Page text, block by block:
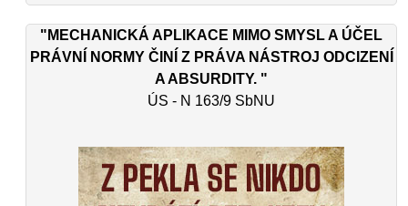
"MECHANICKÁ APLIKACE MIMO SMYSL A ÚČEL
PRÁVNÍ NORMY ČINÍ Z PRÁVA NÁSTROJ ODCIZENÍ
A ABSURDITY. "
ÚS - N 163/9 SbNU